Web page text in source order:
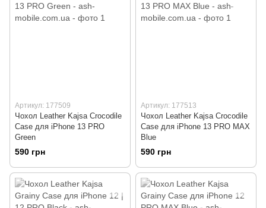
Артикул: 177509
Чохол Leather Kajsa Crocodile
Case для iPhone 13 PRO
Green
590 грн
Артикул: 177513
Чохол Leather Kajsa Crocodile
Case для iPhone 13 PRO MAX
Blue
590 грн